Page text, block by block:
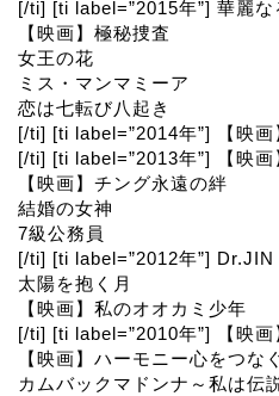
[/ti] [ti label=”2015年”] 華麗な
【映画】極秘捜査
女王の花
ミス・マンマミーア
恋は七転び八起き
[/ti] [ti label=”2014年”] 【映画
[/ti] [ti label=”2013年”] 【映画
【映画】チング永遠の絆
結婚の女神
7級公務員
[/ti] [ti label=”2012年”] Dr.JIN
太陽を抱く月
【映画】私のオオカミ少年
[/ti] [ti label=”2010年”] 【映画
【映画】ハーモニー心をつな
カムバックマドンナ～私は伝